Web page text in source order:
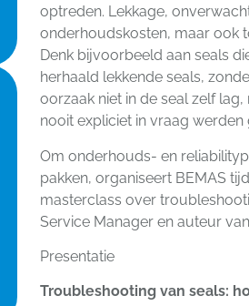
optreden. Lekkage,
onderhoudskosten, maar ook
Denk bijvoorbeeld aan seals
herhaald lekkende seals,
oorzaak niet in de seal zelf
nooit expliciet in vraag werden
Om onderhouds- en
pakken, organiseert BEMAS
masterclass over
Service Manager en auteur
Presentatie
Troubleshooting van seals: